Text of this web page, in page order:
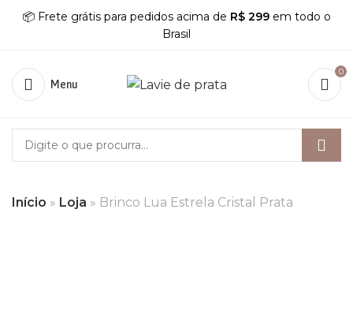
📦 Frete grátis para pedidos acima de R$ 299 em todo o
Brasil
Menu
0
Início » Loja » Brinco Lua Estrela Cristal Prata